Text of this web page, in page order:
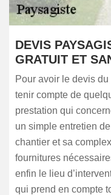
DEVIS
GRATUIT ET
Pour avoir le devis
tenir compte de
prestation qui
un simple entretien
chantier et sa
fournitures
enfin le lieu
qui prend en compte